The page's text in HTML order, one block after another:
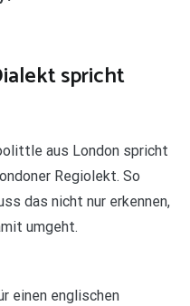
spricht
aus London spricht
Regiolekt. So
das nicht nur erkennen,
umgeht.
einen englischen